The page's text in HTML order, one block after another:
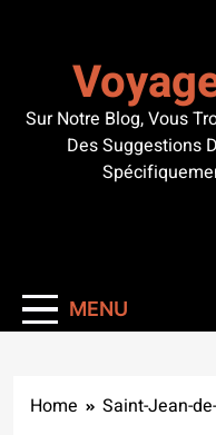
Sur Notre Blog, Vous
Des Suggestions
MENU
Home Saint-Jean-